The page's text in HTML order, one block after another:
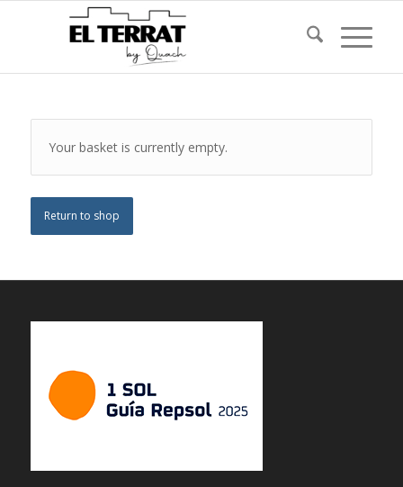
Your basket is currently empty.
Return to shop